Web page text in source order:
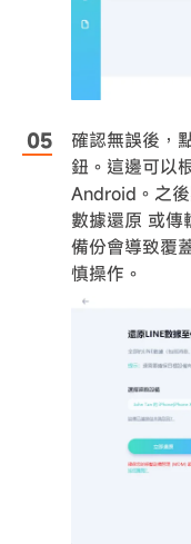
確認無誤後，
鈕。這邊可以
Android。之
數據還原 或傳
備份會導致覆
慎操作。